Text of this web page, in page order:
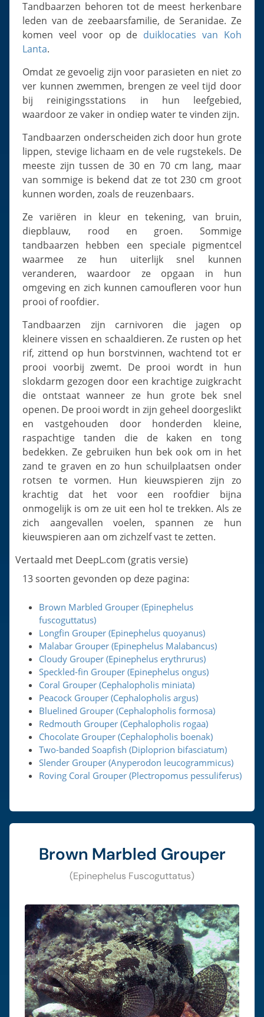
Slugs & Snails
Sea Stars, Urchins & Sea Cucumbers
Clams & Oysters
Bristle Worms
Jellyfish
Tandbaarzen behoren tot de meest herkenbare
leden van de zeebaarsfamilie, de Seranidae. Ze
komen veel voor op de duiklocaties van Koh
Lanta.
Omdat ze gevoelig zijn voor parasieten en niet zo
ver kunnen zwemmen, brengen ze veel tijd door
bij reinigingsstations in hun leefgebied,
waardoor ze vaker in ondiep water te vinden zijn.
Tandbaarzen onderscheiden zich door hun grote
lippen, stevige lichaam en de vele rugstekels. De
meeste zijn tussen de 30 en 70 cm lang, maar
van sommige is bekend dat ze tot 230 cm groot
kunnen worden, zoals de reuzenbaars.
Ze variëren in kleur en tekening, van bruin,
diepblauw, rood en groen. Sommige
tandbaarzen hebben een speciale pigmentcel
waarmee ze hun uiterlijk snel kunnen
veranderen, waardoor ze opgaan in hun
omgeving en zich kunnen camoufleren voor hun
prooi of roofdier.
Tandbaarzen zijn carnivoren die jagen op
kleinere vissen en schaaldieren. Ze rusten op het
rif, zittend op hun borstvinnen, wachtend tot er
prooi voorbij zwemt. De prooi wordt in hun
slokdarm gezogen door een krachtige zuigkracht
die ontstaat wanneer ze hun grote bek snel
openen. De prooi wordt in zijn geheel doorgeslikt
en vastgehouden door honderden kleine,
raspachtige tanden die de kaken en tong
bedekken. Ze gebruiken hun bek ook om in het
zand te graven en zo hun schuilplaatsen onder
rotsen te vormen. Hun kieuwspieren zijn zo
krachtig dat het voor een roofdier bijna
onmogelijk is om ze uit een hol te trekken. Als ze
zich aangevallen voelen, spannen ze hun
kieuwspieren aan om zichzelf vast te zetten.
Vertaald met DeepL.com (gratis versie)
13 soorten gevonden op deze pagina:
Brown Marbled Grouper (Epinephelus
fuscoguttatus)
Longfin Grouper (Epinephelus quoyanus)
Malabar Grouper (Epinephelus Malabancus)
Cloudy Grouper (Epinephelus erythrurus)
Speckled-fin Grouper (Epinephelus ongus)
Coral Grouper (Cephalopholis miniata)
Peacock Grouper (Cephalopholis argus)
Bluelined Grouper (Cephalopholis formosa)
Redmouth Grouper (Cephalopholis rogaa)
Chocolate Grouper (Cephalopholis boenak)
Two-banded Soapfish (Diploprion bifasciatum)
Slender Grouper (Anyperodon leucogrammicus)
Roving Coral Grouper (Plectropomus pessuliferus)
Brown Marbled Grouper
(Epinephelus Fuscoguttatus)